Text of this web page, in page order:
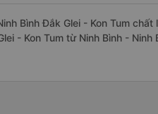
Bình Đắk Glei - Kon Tum
- Kon Tum từ Ninh Bình - Ninh